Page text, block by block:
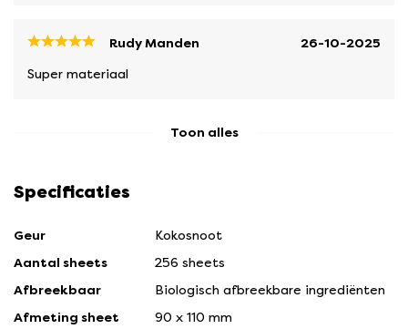
Rudy Manden
26-10-2025
Super materiaal
Toon alles
Specificaties
Geur
Kokosnoot
Aantal sheets
256 sheets
Afbreekbaar
Biologisch afbreekbare ingrediënten
Afmeting sheet
90 x 110 mm